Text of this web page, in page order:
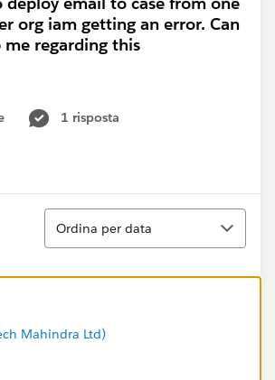
org iam getting an error. Can
me regarding this
1 risposta
Ordina
Ordina per data
Mahindra Ltd)